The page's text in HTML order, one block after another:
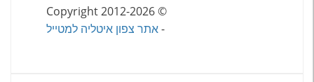
© Copyright 2012-2026
-אתר צפון איטליה למטייל